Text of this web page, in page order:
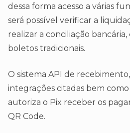
dessa forma acesso a várias
será possível verificar a
realizar a conciliação
boletos tradicionais.
O sistema API de
integrações citadas bem
autoriza o Pix receber os
QR Code.